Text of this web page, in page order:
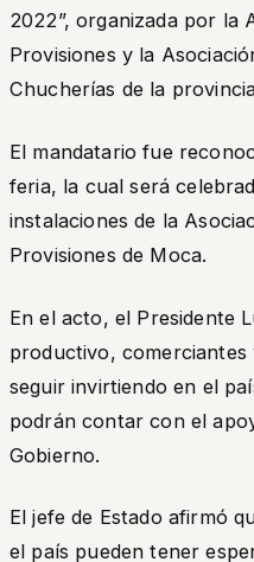
2022”, organizada por la
Provisiones y la
Chucherías de la
El mandatario fue
feria, la cual será
instalaciones de la
Provisiones de Moca.
En el acto, el Presidente
productivo, comerciantes
seguir invirtiendo en el
podrán contar con el
Gobierno.
El jefe de Estado afirmó
el país pueden tener